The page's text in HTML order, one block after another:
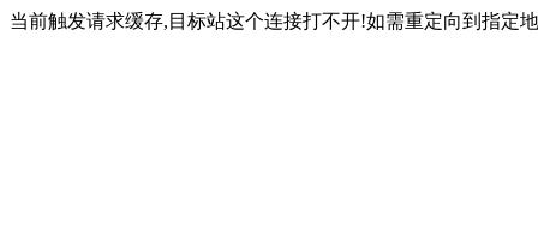
当前触发请求缓存,目标站这个连接打不开!如需重定向到指定